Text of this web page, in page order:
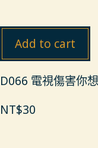
Add to cart
D066 電視傷害你
NT$30